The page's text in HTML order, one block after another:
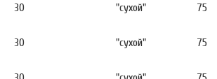
30 "сухой" 75
30 "сухой" 75